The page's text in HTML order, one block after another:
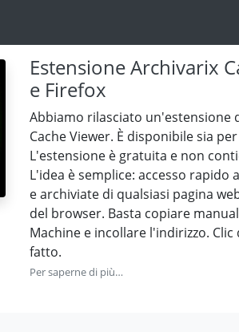
Estensione Archivarix
e Firefox
Abbiamo rilasciato un'estensione
Cache Viewer. È disponibile sia
L'estensione è gratuita e non
L'idea è semplice: accesso rapido
e archiviate di qualsiasi pagina
del browser. Basta copiare
Machine e incollare l'indirizzo.
fatto.
Per saperne di più…